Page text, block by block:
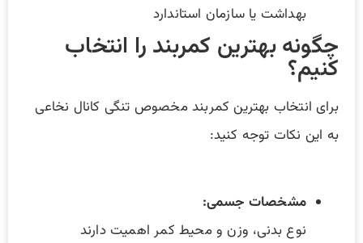
بهداشت یا سازمان استاندارد
چگونه بهترین کمربند را انتخاب
کنیم؟
برای انتخاب بهترین کمربند مخصوص تنگی کانال نخاعی
به این نکات توجه کنید:
مشخصات جسمی:
نوع بدنی، وزن و محیط کمر اهمیت دارند